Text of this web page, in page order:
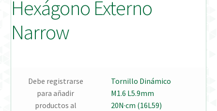
Verification Required
Hexágono Externo
Narrow
Debe registrarse
para añadir
productos al
Tornillo Dinámico
M1.6 L5.9mm
20N·cm (16L59)